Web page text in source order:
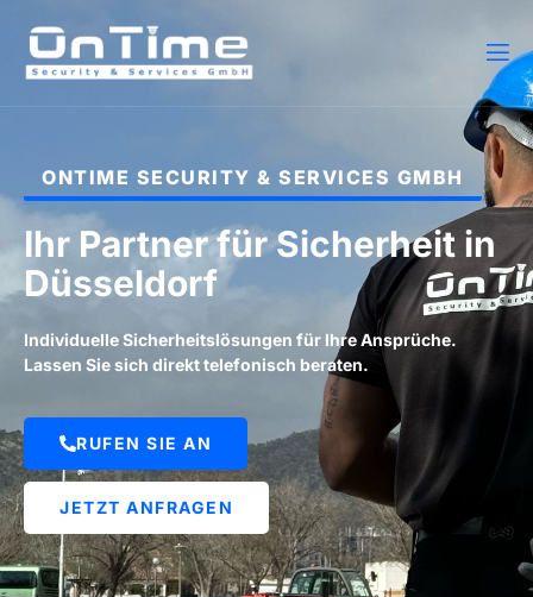
ONTIME SECURITY & SERVICES GMBH
Ihr Partner für Sicherheit in
Düsseldorf
Individuelle Sicherheitslösungen für Ihre Ansprüche.
Lassen Sie sich direkt telefonisch beraten.
RUFEN SIE AN
JETZT ANFRAGEN